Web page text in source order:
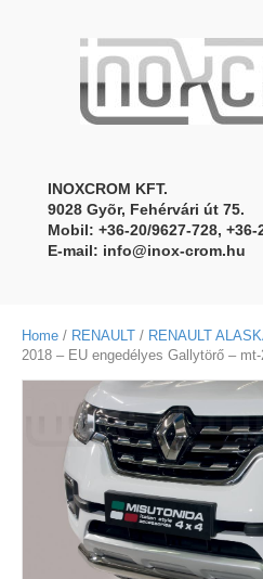
INOXCROM KFT.
9028 Gyõr, Fehérvári út 75.
Mobil: +36-20/9627-728, +36-
E-mail: info@inox-crom.hu
Home / RENAULT / RENAULT
2018 – EU engedélyes Gallytörő – mt-